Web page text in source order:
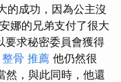
的成功，因為公主沒
娜的兄弟支付了很大
要求秘密委員會獲得
骨 推薦 他仍然很
然，與此同時，他還